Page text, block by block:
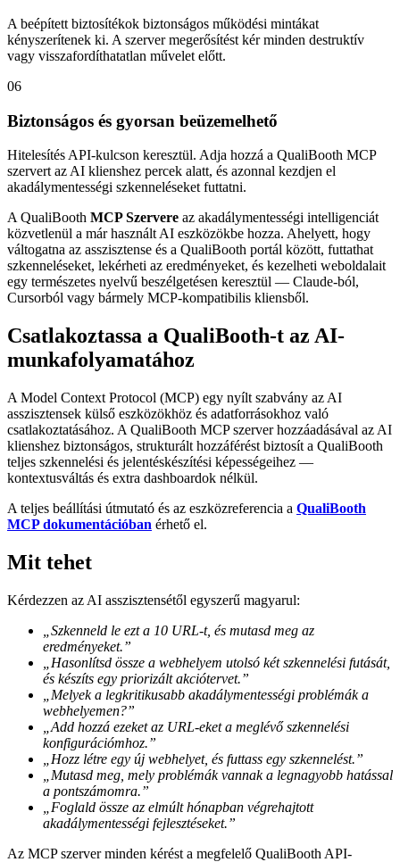
A beépített biztosítékok biztonságos működési mintákat
kényszerítenek ki. A szerver megerősítést kér minden destruktív
vagy visszafordíthatatlan művelet előtt.
06
Biztonságos és gyorsan beüzemelhető
Hitelesítés API-kulcson keresztül. Adja hozzá a QualiBooth MCP
szervert az AI klienshez percek alatt, és azonnal kezdjen el
akadálymentességi szkenneléseket futtatni.
A QualiBooth MCP Szervere az akadálymentességi intelligenciát
közvetlenül a már használt AI eszközökbe hozza. Ahelyett, hogy
váltogatna az asszisztense és a QualiBooth portál között, futtathat
szkenneléseket, lekérheti az eredményeket, és kezelheti weboldalait
egy természetes nyelvű beszélgetésen keresztül — Claude-ból,
Cursorból vagy bármely MCP-kompatibilis kliensből.
Csatlakoztassa a QualiBooth-t az AI-
munkafolyamatához
A Model Context Protocol (MCP) egy nyílt szabvány az AI
asszisztensek külső eszközökhöz és adatforrásokhoz való
csatlakoztatásához. A QualiBooth MCP szerver hozzáadásával az AI
klienshez biztonságos, strukturált hozzáférést biztosít a QualiBooth
teljes szkennelési és jelentéskészítési képességeihez —
kontextusváltás és extra dashboardok nélkül.
A teljes beállítási útmutató és az eszközreferencia a QualiBooth
MCP dokumentációban érhető el.
Mit tehet
Kérdezzen az AI asszisztensétől egyszerű magyarul:
„Szkenneld le ezt a 10 URL-t, és mutasd meg az
eredményeket.”
„Hasonlítsd össze a webhelyem utolsó két szkennelési futását,
és készíts egy priorizált akciótervet.”
„Melyek a legkritikusabb akadálymentességi problémák a
webhelyemen?”
„Add hozzá ezeket az URL-eket a meglévő szkennelési
konfigurációmhoz.”
„Hozz létre egy új webhelyet, és futtass egy szkennelést.”
„Mutasd meg, mely problémák vannak a legnagyobb hatással
a pontszámomra.”
„Foglald össze az elmúlt hónapban végrehajtott
akadálymentességi fejlesztéseket.”
Az MCP szerver minden kérést a megfelelő QualiBooth API-